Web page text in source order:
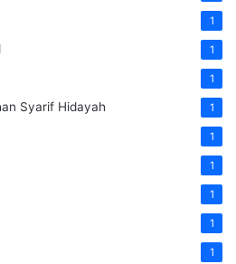
1
1
1
Syarif Hidayah 1
1
1
1
1
1